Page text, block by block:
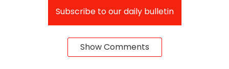
Subscribe to our daily bulletin
Show Comments